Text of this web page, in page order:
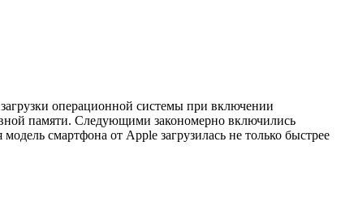
операционной системы при включении
памяти. Следующими закономерно включились
смартфона от Apple загрузилась не только быстрее